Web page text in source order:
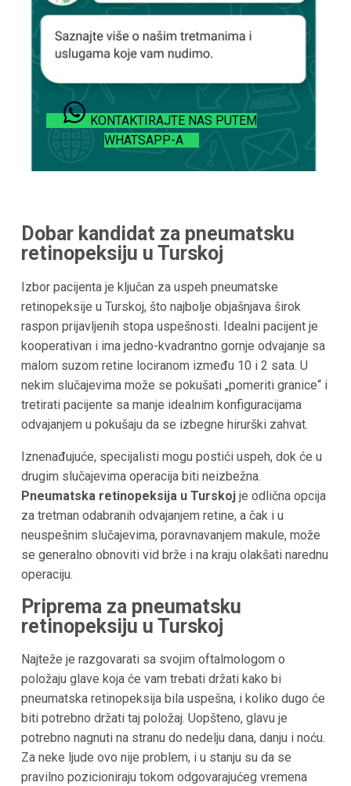
KONTAKTIRAJTE NAS PUTEM
WHATSAPP-A
Dobar kandidat za pneumatsku
retinopeksiju u Turskoj
Izbor pacijenta je ključan za uspeh pneumatske
retinopeksije u Turskoj, što najbolje objašnjava širok
raspon prijavljenih stopa uspešnosti. Idealni pacijent je
kooperativan i ima jedno-kvadrantno gornje odvajanje sa
malom suzom retine lociranom između 10 i 2 sata. U
nekim slučajevima može se pokušati „pomeriti granice“ i
tretirati pacijente sa manje idealnim konfiguracijama
odvajanjem u pokušaju da se izbegne hirurški zahvat.
Iznenađujuće, specijalisti mogu postići uspeh, dok će u
drugim slučajevima operacija biti neizbežna.
Pneumatska retinopeksija u Turskojje odlična opcija
za tretman odabranih odvajanjem retine, a čak i u
neuspešnim slučajevima, poravnavanjem makule, može
se generalno obnoviti vid brže i na kraju olakšati narednu
operaciju.
Priprema za pneumatsku
retinopeksiju u Turskoj
Najteže je razgovarati sa svojim oftalmologom o
položaju glave koja će vam trebati držati kako bi
pneumatska retinopeksija bila uspešna, i koliko dugo će
biti potrebno držati taj položaj. Uopšteno, glavu je
potrebno nagnuti na stranu do nedelju dana, danju i noću.
Za neke ljude ovo nije problem, i u stanju su da se
pravilno pozicioniraju tokom odgovarajućeg vremena